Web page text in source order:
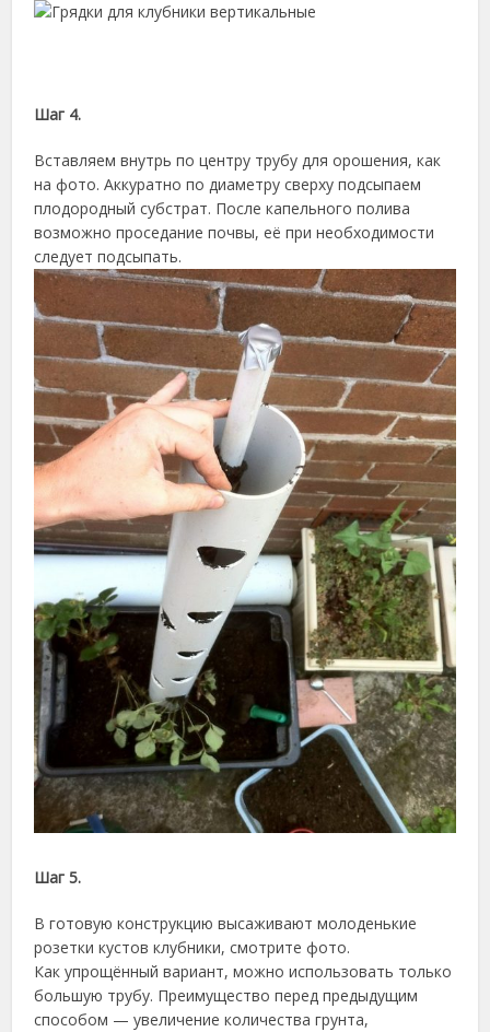
Шаг 4.
Вставляем внутрь по центру трубу для орошения, как
на фото. Аккуратно по диаметру сверху подсыпаем
плодородный субстрат. После капельного полива
возможно проседание почвы, её при необходимости
следует подсыпать.
Шаг 5.
В готовую конструкцию высаживают молоденькие
розетки кустов клубники, смотрите фото.
Как упрощённый вариант, можно использовать только
большую трубу. Преимущество перед предыдущим
способом — увеличение количества грунта,